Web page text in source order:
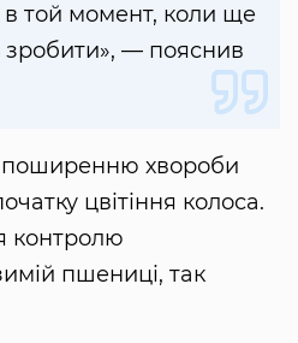
той момент, коли ще
— пояснив
поширенню хвороби
цвітіння колоса.
контролю
пшениці, так